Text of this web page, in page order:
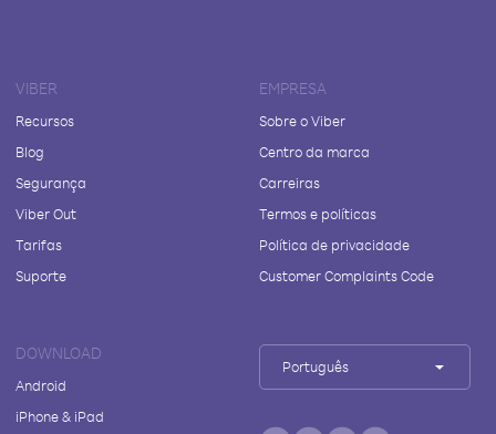
VIBER
Recursos
Blog
Segurança
Viber Out
Tarifas
Suporte
EMPRESA
Sobre o Viber
Centro da marca
Carreiras
Termos e políticas
Política de privacidade
Customer Complaints Code
DOWNLOAD
Android
iPhone & iPad
Português